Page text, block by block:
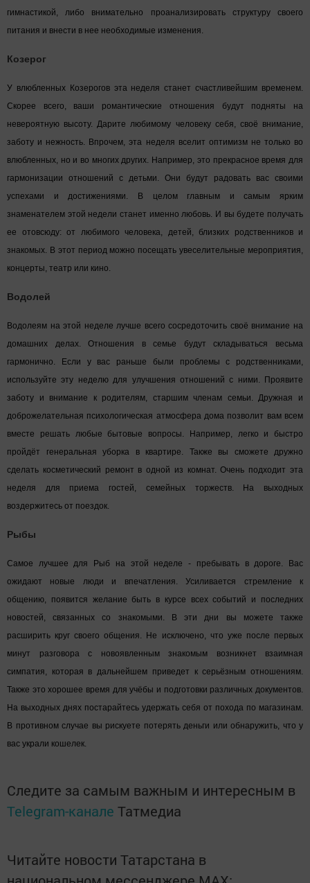
гимнастикой, либо внимательно проанализировать структуру своего
питания и внести в нее необходимые изменения.
Козерог
У влюбленных Козерогов эта неделя станет счастливейшим временем.
Скорее всего, ваши романтические отношения будут подняты на
невероятную высоту. Дарите любимому человеку себя, своё внимание,
заботу и нежность. Впрочем, эта неделя вселит оптимизм не только во
влюбленных, но и во многих других. Например, это прекрасное время для
гармонизации отношений с детьми. Они будут радовать вас своими
успехами и достижениями. В целом главным и самым ярким
знаменателем этой недели станет именно любовь. И вы будете получать
ее отовсюду: от любимого человека, детей, близких родственников и
знакомых. В этот период можно посещать увеселительные мероприятия,
концерты, театр или кино.
Водолей
Водолеям на этой неделе лучше всего сосредоточить своё внимание на
домашних делах. Отношения в семье будут складываться весьма
гармонично. Если у вас раньше были проблемы с родственниками,
используйте эту неделю для улучшения отношений с ними. Проявите
заботу и внимание к родителям, старшим членам семьи. Дружная и
доброжелательная психологическая атмосфера дома позволит вам всем
вместе решать любые бытовые вопросы. Например, легко и быстро
пройдёт генеральная уборка в квартире. Также вы сможете дружно
сделать косметический ремонт в одной из комнат. Очень подходит эта
неделя для приема гостей, семейных торжеств. На выходных
воздержитесь от поездок.
Рыбы
Самое лучшее для Рыб на этой неделе - пребывать в дороге. Вас
ожидают новые люди и впечатления. Усиливается стремление к
общению, появится желание быть в курсе всех событий и последних
новостей, связанных со знакомыми. В эти дни вы можете также
расширить круг своего общения. Не исключено, что уже после первых
минут разговора с новоявленным знакомым возникнет взаимная
симпатия, которая в дальнейшем приведет к серьёзным отношениям.
Также это хорошее время для учёбы и подготовки различных документов.
На выходных днях постарайтесь удержать себя от похода по магазинам.
В противном случае вы рискуете потерять деньги или обнаружить, что у
вас украли кошелек.
Следите за самым важным и интересным в
Telegram-канале Татмедиа
Читайте новости Татарстана в